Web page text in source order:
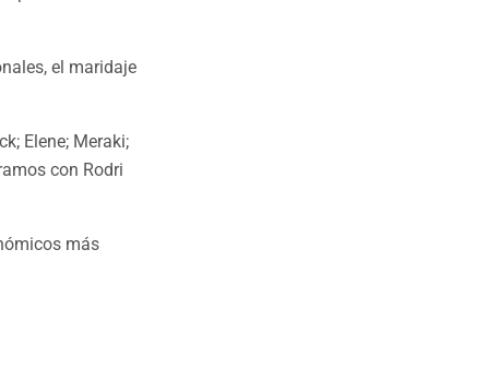
el maridaje
Elene; Meraki;
con Rodri
más